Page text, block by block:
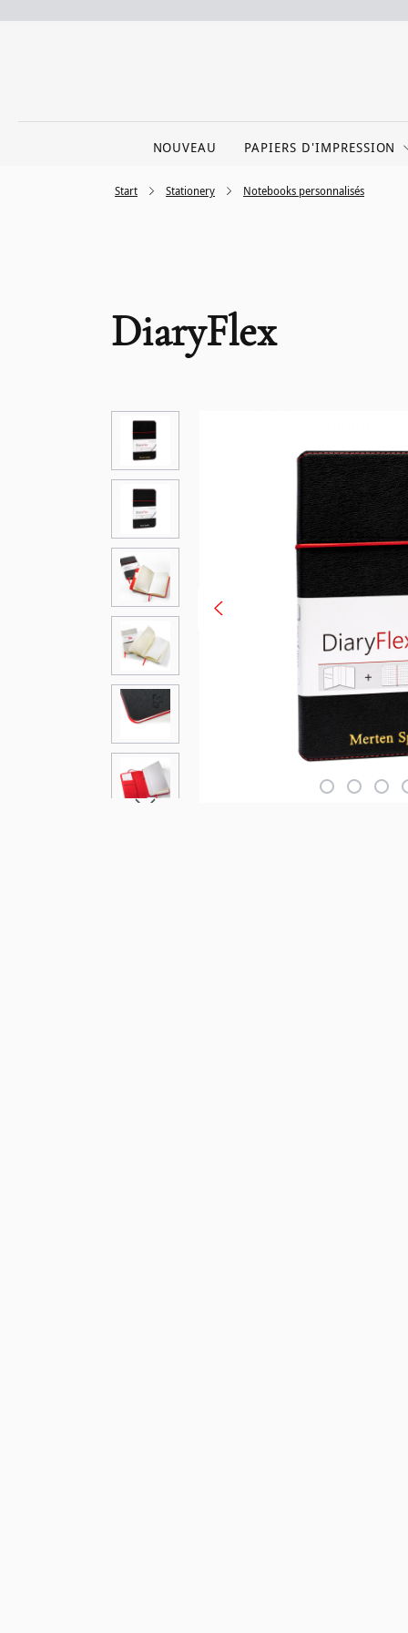
NOUVEAU PAPIERS D'IMPRESSION
Notebooks personnalisés
Stationery
Start
DiaryFlex
Ignorer la galerie d'images